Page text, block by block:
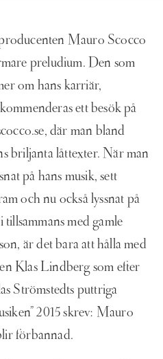
Mauro Scocco
preludium. Den som
om hans karriär,
ett besök på
där man bland
briljanta låttexter. När man
på hans musik, sett
och nu också lyssnat på
med gamle
är det bara att hålla med
Klas Lindberg som efter
Strömstedts puttriga
2015 skrev: Mauro
förbannad.